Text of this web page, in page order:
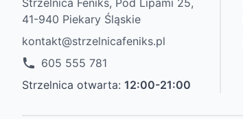
Strzelnica Feniks, Pod Lipami 25,
41-940 Piekary Śląskie
kontakt@strzelnicafeniks.pl
605 555 781
Strzelnica otwarta: 12:00-21:00